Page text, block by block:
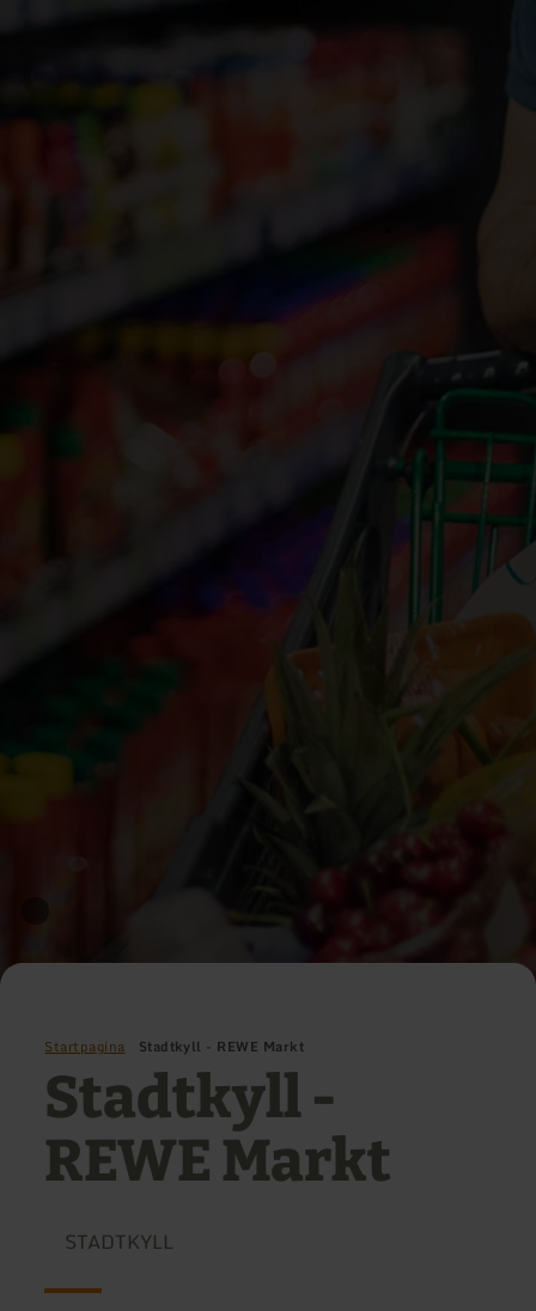
Startpagina Stadtkyll - REWE Markt
Stadtkyll -
REWE Markt
STADTKYLL